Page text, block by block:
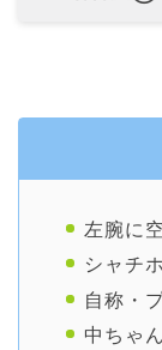
左腕に
シャチ
自称・
中ちゃ